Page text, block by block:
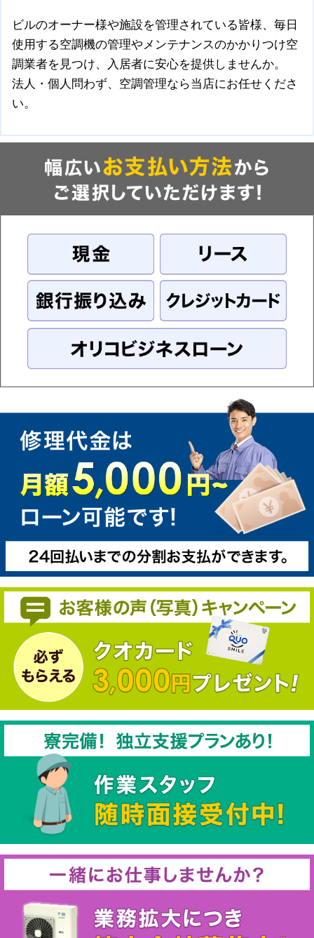
ビルのオーナー様や施設を管理されている皆様、毎日
使用する空調機の管理やメンテナンスのかかりつけ空
調業者を見つけ、入居者に安心を提供しませんか。
法人・個人問わず、空調管理なら当店にお任せくださ
い。